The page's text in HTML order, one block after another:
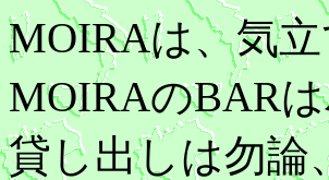
MOIRAは、気
MOIRAのBAR
貸し出しは勿論